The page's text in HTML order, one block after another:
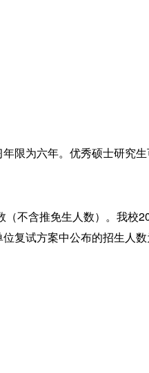
限为六年。优秀硕士研究生
（不含推免生人数） 。我校
复试方案中公布的招生人数